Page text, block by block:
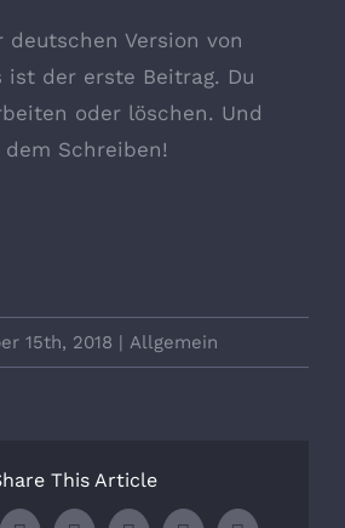
deutschen Version von
ist der erste Beitrag. Du
oder löschen. Und
Schreiben!
15th, 2018 | Allgemein
This Article